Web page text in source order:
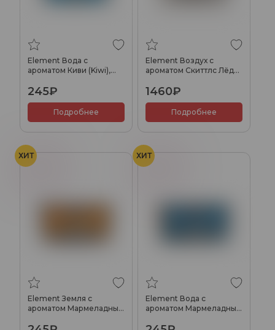
Element Вода с
ароматом Киви (Kiwi),
245₽
Подробнее
Element Воздух с
ароматом Скиттлс Лёд
1460₽
Подробнее
ХИТ
Ягоды
Element Земля с
ароматом Мармеладные
25гр.
ХИТ
Ягоды
Element Вода с
ароматом Мармеладные
25гр.